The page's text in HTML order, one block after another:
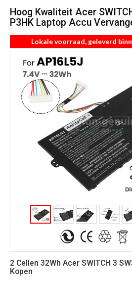
Hoog Kwaliteit Acer
P3HK Laptop Accu
Lokale voorraad, geleverd
2 Cellen 32Wh Acer SWITCH 3
Kopen